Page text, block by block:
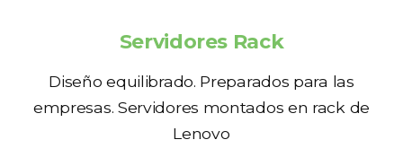
Servidores Rack
Diseño equilibrado. Preparados para las
empresas. Servidores montados en rack de
Lenovo